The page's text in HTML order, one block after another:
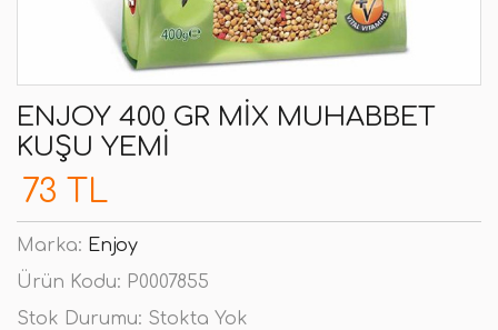
ENJOY 400 GR MIX MUHABBET
KUŞU YEMI
73 TL
Marka: Enjoy
Ürün Kodu: P0007855
Stok Durumu: Stokta Yok